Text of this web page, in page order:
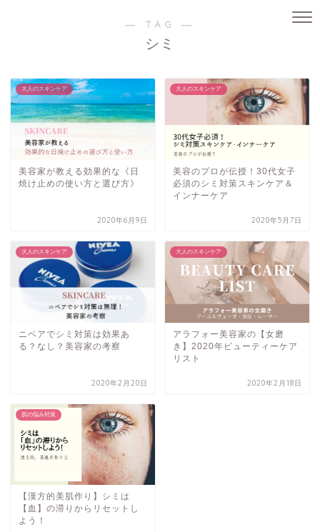
― TAG ―
シミ
大人のスキンケア
美容家が教える効果的な《日
焼け止めの使い方と選び方》
2020年6月9日
大人のスキンケア
美容のプロが伝授！30代女子
必須のシミ対策スキンケア＆
インナーケア
2020年5月7日
大人のスキンケア
ニベアでシミ対策は効果あ
る？なし？美容家の考察
2020年2月20日
大人のスキンケア
アラフォー美容家の【女磨
き】2020年ビューティーケア
リスト
2020年2月18日
肌の悩み対策
【漢方的美肌作り】シミは
【血】の滞りからリセットし
よう！